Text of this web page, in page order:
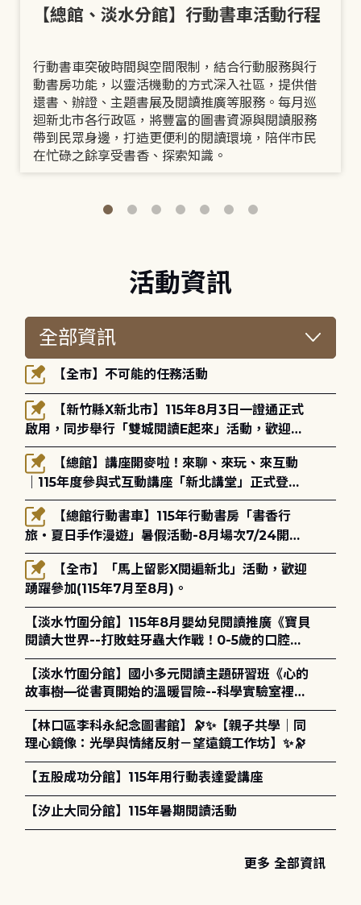
【總館、淡水分館】行動書車活動行程
行動書車突破時間與空間限制，結合行動服務與行
動書房功能，以靈活機動的方式深入社區，提供借
還書、辦證、主題書展及閱讀推廣等服務。每月巡
迴新北市各行政區，將豐富的圖書資源與閱讀服務
帶到民眾身邊，打造更便利的閱讀環境，陪伴市民
在忙碌之餘享受書香、探索知識。
活動資訊
【全市】不可能的任務活動
啟用，同步舉行「雙城閱讀E起來」活動，歡迎踴
躍參加(115年8月3日至10月4日)。
｜115年度參與式互動講座「新北講堂」正式登
場！
旅・夏日手作漫遊」暑假活動-8月場次7/24開始
報名
踴躍參加(115年7月至8月)。
【淡水竹圍分館】115年8月嬰幼兒閱讀推廣《寶貝
閱讀大世界--打敗蛀牙蟲大作戰！0-5歲的口腔照
護全攻略》
【淡水竹圍分館】國小多元閱讀主題研習班《心的
故事樹—從書頁開始的溫暖冒險--科學實驗室裡的
放電章魚》
【林口區李科永紀念圖書館】🔭✨【親子共學｜同
理心鏡像：光學與情緒反射－望遠鏡工作坊】✨🔭
【五股成功分館】115年用行動表達愛講座
【汐止大同分館】115年暑期閱讀活動
更多 全部資訊